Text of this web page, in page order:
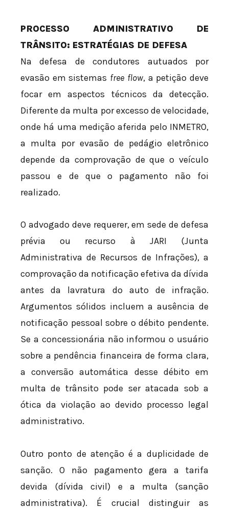
PROCESSO ADMINISTRATIVO DE
TRÂNSITO: ESTRATÉGIAS DE DEFESA
Na defesa de condutores autuados por
evasão em sistemas free flow, a petição deve
focar em aspectos técnicos da detecção.
Diferente da multa por excesso de velocidade,
onde há uma medição aferida pelo INMETRO,
a multa por evasão de pedágio eletrônico
depende da comprovação de que o veículo
passou e de que o pagamento não foi
realizado.
O advogado deve requerer, em sede de defesa
prévia ou recurso à JARI (Junta
Administrativa de Recursos de Infrações), a
comprovação da notificação efetiva da dívida
antes da lavratura do auto de infração.
Argumentos sólidos incluem a ausência de
notificação pessoal sobre o débito pendente.
Se a concessionária não informou o usuário
sobre a pendência financeira de forma clara,
a conversão automática desse débito em
multa de trânsito pode ser atacada sob a
ótica da violação ao devido processo legal
administrativo.
Outro ponto de atenção é a duplicidade de
sanção. O não pagamento gera a tarifa
devida (dívida civil) e a multa (sanção
administrativa). É crucial distinguir as